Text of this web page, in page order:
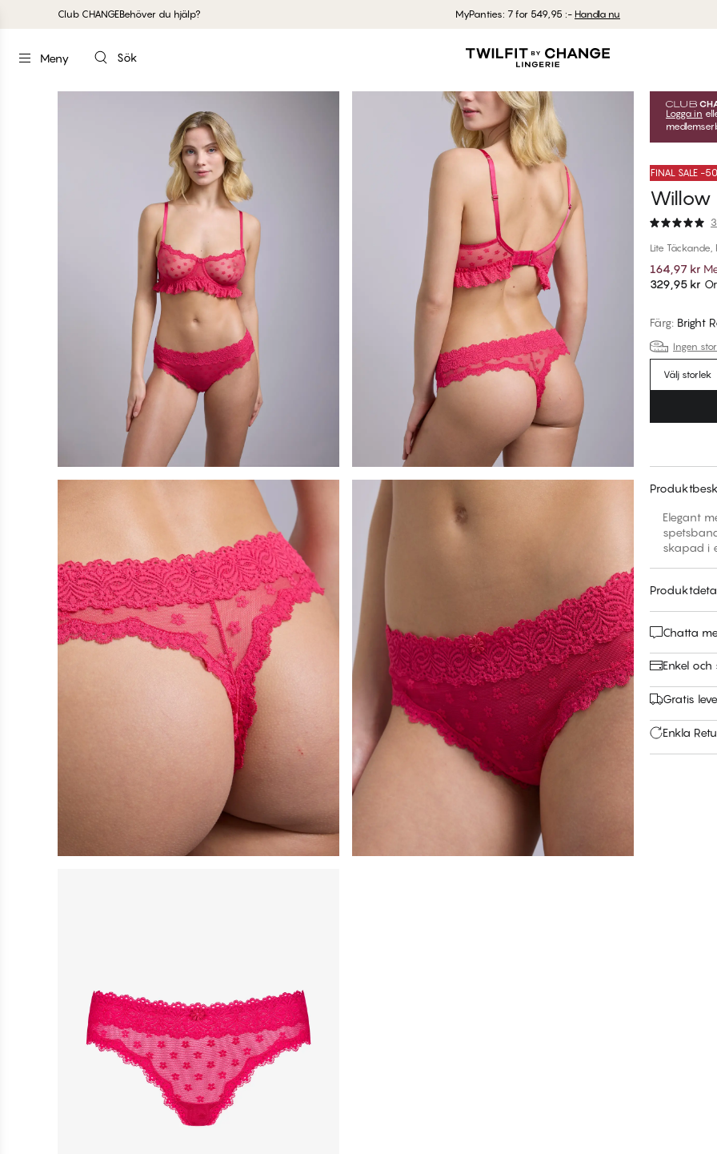
Club CHANGEBehöver du hjälp? MyPanties: 7 for 549,95 :- Handla nu
Meny Sök
Logga in
FINAL SALE -
Willow
Lite Täckande,
164,97 kr
329,95 kr
Färg: Bright
Ingen
Välj storlek
Elegant
skapad i
Chatta
Enkel
Gratis
Enkla